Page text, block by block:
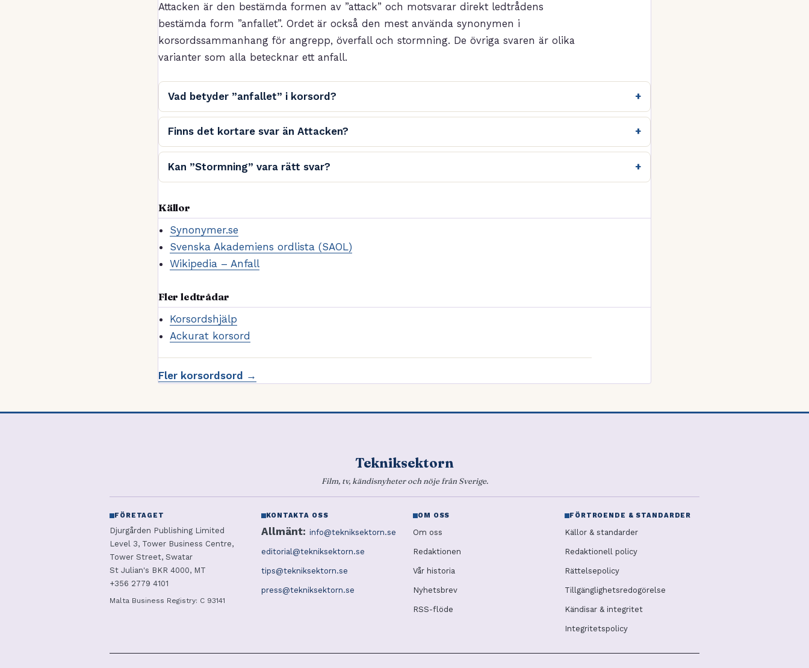
Attacken är den bestämda formen av ”attack” och motsvarar direkt ledtrådens
bestämda form ”anfallet”. Ordet är också den mest använda synonymen i
korsordssammanhang för angrepp, överfall och stormning. De övriga svaren är olika
varianter som alla betecknar ett anfall.
Vad betyder ”anfallet” i korsord?
Finns det kortare svar än Attacken?
Kan ”Stormning” vara rätt svar?
Källor
Synonymer.se
Svenska Akademiens ordlista (SAOL)
Wikipedia – Anfall
Fler ledtrådar
Korsordshjälp
Ackurat korsord
Fler korsordsord →
Tekniksektorn
Film, tv, kändisnyheter och nöje från Sverige.
FÖRETAGET
Djurgården Publishing Limited
Level 3, Tower Business Centre,
Tower Street, Swatar
St Julian's BKR 4000, MT
+356 2779 4101
Malta Business Registry: C 93141
KONTAKTA OSS
Allmänt: info@tekniksektorn.se
editorial@tekniksektorn.se
tips@tekniksektorn.se
press@tekniksektorn.se
OM OSS
Om oss
Redaktionen
Vår historia
Nyhetsbrev
RSS-flöde
FÖRTROENDE & STANDARDER
Källor & standarder
Redaktionell policy
Rättelsepolicy
Tillgänglighetsredogörelse
Kändisar & integritet
Integritetspolicy